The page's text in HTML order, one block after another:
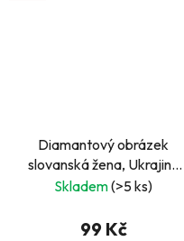
Diamantový obrázek
slovanská žena, Ukrajina
30 x 40 cm
Skladem(>5 ks)
99 Kč